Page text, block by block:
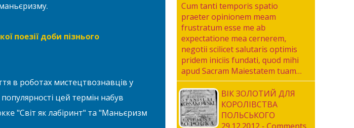
поезії доби пізнього
в роботах мистецтвознавців у
цей термін набув
"Світ як лабіринт" та "Маньєризм
Cum tanti temporis spatio
praeter opinionem meam
frustratum esse me ab
expectatione mea cernerem,
negotii scilicet salutaris optimis
pridem iniciis fundati, quod mihi
apud Sacram Maiestatem tuam…
ВІК ЗОЛОТИЙ ДЛЯ
КОРОЛІВСТВА
ПОЛЬСЬКОГО